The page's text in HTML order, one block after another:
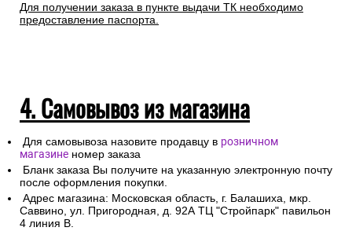
Для получении заказа в пункте выдачи ТК необходимо
предоставление паспорта.
4. Самовывоз из магазина
Для самовывоза назовите продавцу в розничном
магазине номер заказа
Бланк заказа Вы получите на указанную электронную почту
после оформления покупки.
Адрес магазина: Московская область, г. Балашиха, мкр.
Саввино, ул. Пригородная, д. 92А ТЦ "Стройпарк" павильон
4 линия В.